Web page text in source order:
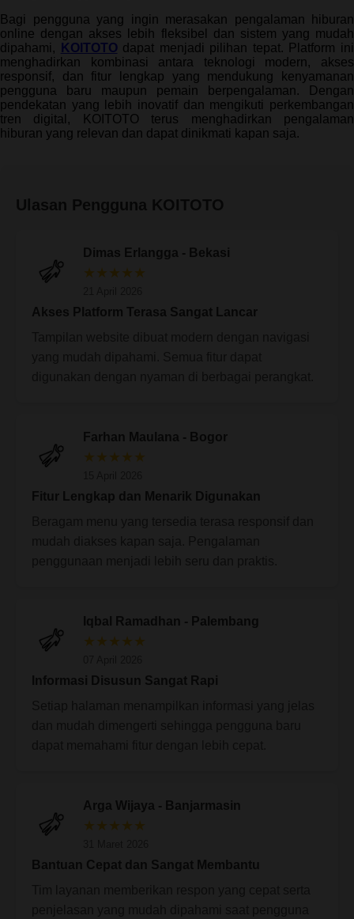
Bagi pengguna yang ingin merasakan pengalaman hiburan
online dengan akses lebih fleksibel dan sistem yang mudah
dipahami,
KOITOTO dapat menjadi pilihan tepat. Platform ini
menghadirkan kombinasi antara teknologi modern, akses
responsif, dan fitur lengkap yang mendukung kenyamanan
pengguna baru maupun pemain berpengalaman. Dengan
pendekatan yang lebih inovatif dan mengikuti perkembangan
tren digital, KOITOTO terus menghadirkan pengalaman
hiburan yang relevan dan dapat dinikmati kapan saja.
Ulasan Pengguna KOITOTO
Dimas Erlangga - Bekasi
★★★★★
Akses Platform Terasa Sangat Lancar
Farhan Maulana - Bogor
★★★★★
Fitur Lengkap dan Menarik Digunakan
Iqbal Ramadhan - Palembang
★★★★★
Informasi Disusun Sangat Rapi
Arga Wijaya - Banjarmasin
★★★★★
Bantuan Cepat dan Sangat Membantu